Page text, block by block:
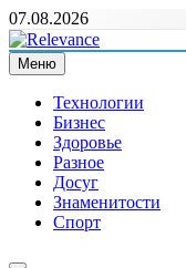
Перейти
к
содержимому
07.08.2026
Relevance
Релевантні новини —
Меню
Технологии
Бизнес
Здоровье
Разное
Досуг
Знаменитости
Спорт